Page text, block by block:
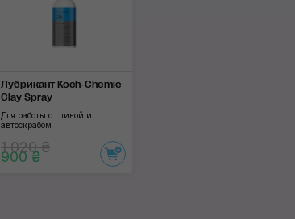
Лубрикант Koch-Chemie
Clay Spray
Для работы с глиной и
автоскрабом
1 020 ₴
900 ₴